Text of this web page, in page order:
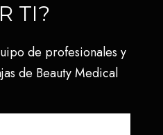
TI?
de profesionales y
de Beauty Medical